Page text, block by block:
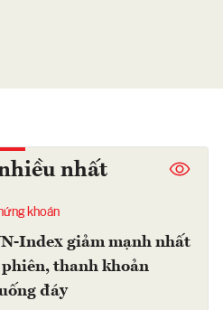
nhất
khoán
Index giảm mạnh nhất
phiên, thanh khoản
đáy